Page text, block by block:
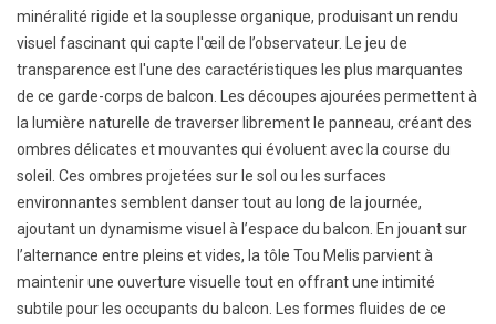
minéralité rigide et la souplesse organique, produisant un rendu
visuel fascinant qui capte l'œil de l’observateur. Le jeu de
transparence est l'une des caractéristiques les plus marquantes
de ce garde-corps de balcon. Les découpes ajourées permettent à
la lumière naturelle de traverser librement le panneau, créant des
ombres délicates et mouvantes qui évoluent avec la course du
soleil. Ces ombres projetées sur le sol ou les surfaces
environnantes semblent danser tout au long de la journée,
ajoutant un dynamisme visuel à l’espace du balcon. En jouant sur
l’alternance entre pleins et vides, la tôle Tou Melis parvient à
maintenir une ouverture visuelle tout en offrant une intimité
subtile pour les occupants du balcon. Les formes fluides de ce